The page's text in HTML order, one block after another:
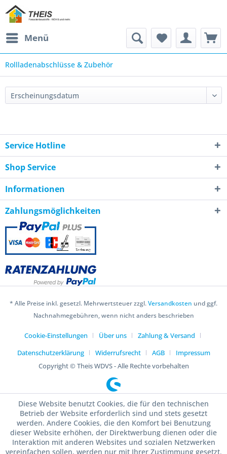
Menü
Rollladenabschlüsse & Zubehör
Service Hotline
Shop Service
Informationen
Zahlungsmöglichkeiten
* Alle Preise inkl. gesetzl. Mehrwertsteuer zzgl.Versandkosten und ggf.
Nachnahmegebühren, wenn nicht anders beschrieben
Cookie-Einstellungen Über uns
Zahlung & Versand
Datenschutzerklärung
Widerrufsrecht AGB
Impressum
Copyright © Theis WDVS - Alle Rechte vorbehalten
Diese Website benutzt Cookies, die für den technischen
Betrieb der Website erforderlich sind und stets gesetzt
werden. Andere Cookies, die den Komfort bei Benutzung
dieser Website erhöhen, der Direktwerbung dienen oder die
Interaktion mit anderen Websites und sozialen Netzwerken
vereinfachen sollen, werden nur mit Ihrer Zustimmung gesetzt.